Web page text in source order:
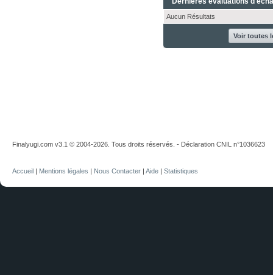
Aucun Résultats
Voir toutes
Finalyugi.com v3.1 © 2004-2026. Tous droits réservés. - Déclaration CNIL n°1036623
Accueil | Mentions légales | Nous Contacter | Aide | Statistiques